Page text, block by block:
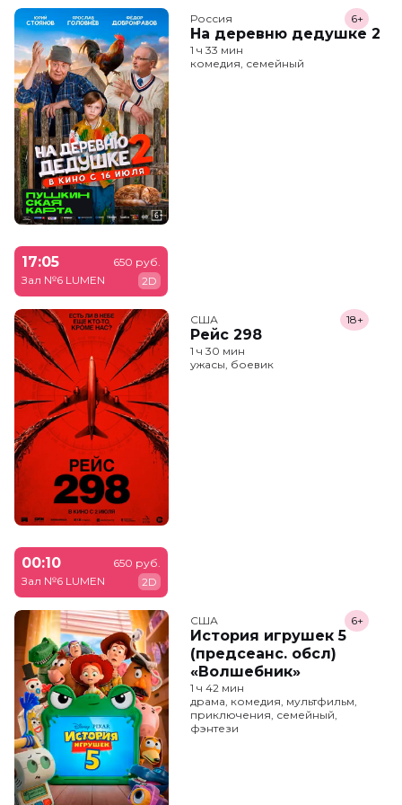
Россия
На деревню дедушке 2
6+
1 ч 33 мин
комедия, семейный
17:05
Зал №6 LUMEN
650 руб.
2D
США
Рейс 298
18+
1 ч 30 мин
ужасы, боевик
00:10
Зал №6 LUMEN
650 руб.
2D
США
История игрушек 5
(предсеанс. обсл)
«Волшебник»
6+
1 ч 42 мин
драма, комедия, мультфильм,
приключения, семейный,
фэнтези